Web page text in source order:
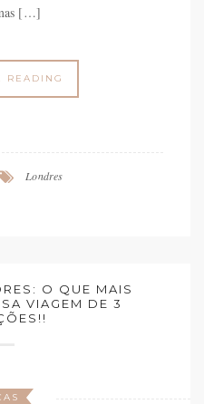
[…]
READING
Londres
O QUE MAIS
VIAGEM DE 3